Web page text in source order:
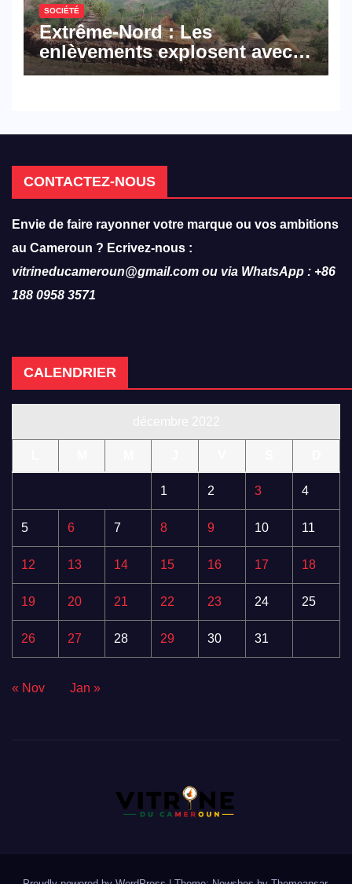
SOCIÉTÉ
Extrême-Nord : Les
enlèvements explosent avec
308 victimes en trois mois
CONTACTEZ-NOUS
Envie de faire rayonner votre marque ou vos ambitions
au Cameroun ? Ecrivez-nous :
vitrineducameroun@gmail.com ou via WhatsApp : +86
188 0958 3571
CALENDRIER
1 2 3 4
5 6 7 8 9 10 11
12 13 14 15 16 17 18
19 20 21 22 23 24 25
26 27 28 29 30 31
« Nov Jan »